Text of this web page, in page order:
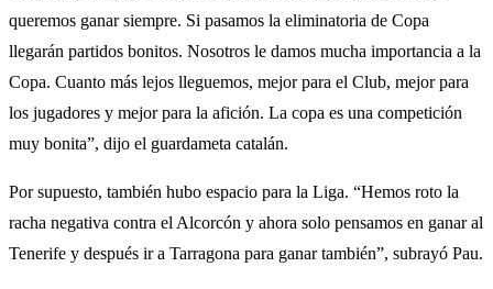
queremos ganar siempre. Si pasamos la eliminatoria de Copa
llegarán partidos bonitos. Nosotros le damos mucha importancia a la
Copa. Cuanto más lejos lleguemos, mejor para el Club, mejor para
los jugadores y mejor para la afición. La copa es una competición
muy bonita”, dijo el guardameta catalán.
Por supuesto, también hubo espacio para la Liga. “Hemos roto la
racha negativa contra el Alcorcón y ahora solo pensamos en ganar al
Tenerife y después ir a Tarragona para ganar también”, subrayó Pau.